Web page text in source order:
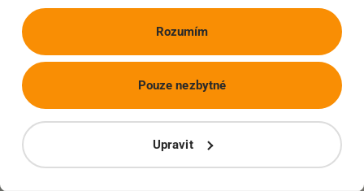
Rozumím
Upravit
Pouze nezbytné